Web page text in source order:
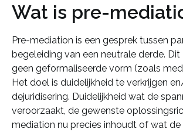
Wat is pre-
Pre-mediation is een gesprek tussen
begeleiding van een neutrale derde.
geen geformaliseerde vorm (zoals
Het doel is duidelijkheid te verkrijgen
dejuridisering. Duidelijkheid wat de
veroorzaakt, de gewenste
mediation nu precies inhoudt of wat de